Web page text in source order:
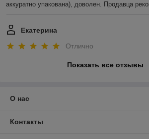
аккуратно упакована), доволен. Продавца
Екатерина
Отлично
Показать все отзывы
О нас
Контакты